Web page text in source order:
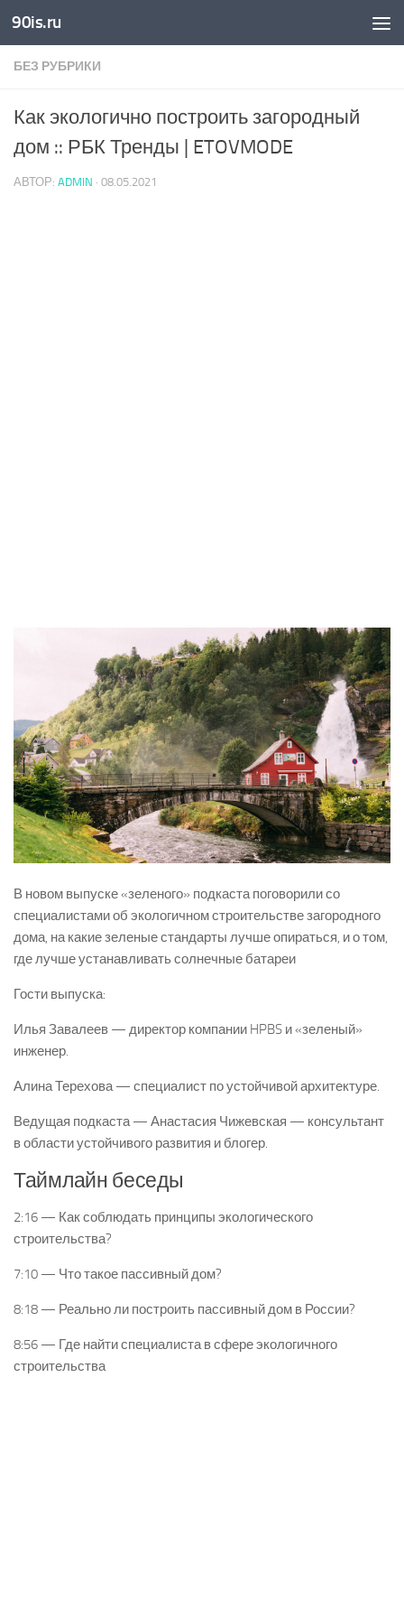
Skip to content
90is.ru
БЕЗ РУБРИКИ
Как экологично построить загородный
дом :: РБК Тренды | ETOVMODE
АВТОР: ADMIN · 08.05.2021
В новом выпуске «зеленого» подкаста поговорили со
специалистами об экологичном строительстве загородного
дома, на какие зеленые стандарты лучше опираться, и о том,
где лучше устанавливать солнечные батареи
Гости выпуска:
Илья Завалеев — директор компании HPBS и «зеленый»
инженер.
Алина Терехова — специалист по устойчивой архитектуре.
Ведущая подкаста — Анастасия Чижевская — консультант
в области устойчивого развития и блогер.
Таймлайн беседы
2:16 — Как соблюдать принципы экологического
строительства?
7:10 — Что такое пассивный дом?
8:18 — Реально ли построить пассивный дом в России?
8:56 — Где найти специалиста в сфере экологичного
строительства